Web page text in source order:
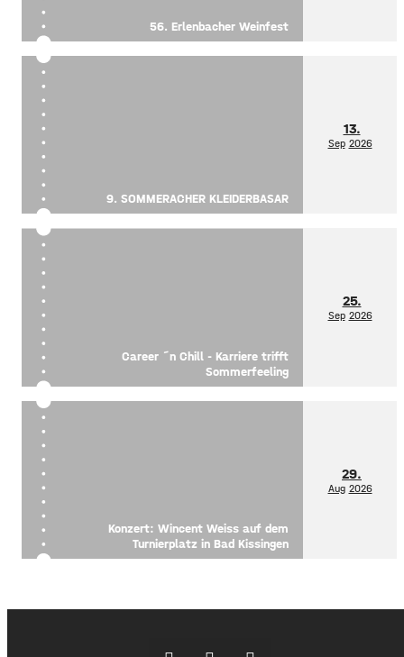
56. Erlenbacher Weinfest
9. SOMMERACHER KLEIDERBASAR
13.
Sep 2026
Career ´n Chill - Karriere trifft
Sommerfeeling
25.
Sep 2026
Konzert: Wincent Weiss auf dem
Turnierplatz in Bad Kissingen
29.
Aug 2026